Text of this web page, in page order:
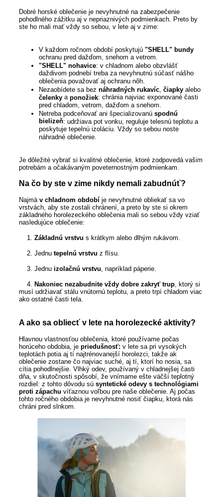
Dobré horské oblečenie je nevyhnutné na zabezpečenie
pohodlného zážitku aj v nepriaznivých podmienkach. Preto by
ste ho mali mať vždy so sebou, v lete aj v zime:
V každom ročnom období poskytujú "SHELL" bundy
ochranu pred dažďom, snehom a vetrom.
"SHELL" nohavice: v chladnom alebo obzvlášť
daždivom podnebí treba za nevyhnutnú súčasť nášho
oblečenia považovať aj ochranu nôh.
Nezaobídete sa bez náhradných rukavíc čiapky alebo
čelenky a ponožiek: chránia najviac exponované časti
pred chladom, vetrom, dažďom a snehom.
Netreba podceňovať ani špecializovanú spodnú
bielizeň: udržiava pot vonku, reguluje telesnú teplotu a
poskytuje tepelnú izoláciu. Vždy so sebou noste
náhradné oblečenie.
Je dôležité vybrať si kvalitné oblečenie, ktoré zodpovedá vašim
potrebám a očakávaným poveternostným podmienkam.
Na čo by ste v zime nikdy nemali zabudnúť?
Najmä v chladnom období je nevyhnutné obliekať sa vo
vrstvách, aby ste zostali chránení, a preto by ste si okrem
základného horolezeckého oblečenia mali so sebou vždy vziať
nasledujúce oblečenie:
1. Základnú vrstvu s krátkym alebo dlhým rukávom.
2. Jednu tepelnú vrstvu z flísu.
3. Jednu izolačnú vrstvu , napríklad páperie.
4. Nakoniec nezabudnite vždy dobre zakryť trup , ktorý si
musí udržiavať stálu vnútornú teplotu, a preto trpí chladom viac
ako ostatné časti tela.
A ako sa obliecť v lete na horolezecké aktivity?
Hlavnou vlastnosťou oblečenia, ktoré používame počas
horúceho obdobia, je priedušnosť: v lete sa pri vysokých
teplotách potia aj tí najtrénovanejší horolezci, takže ak
oblečenie zostane čo najviac suché, aj tí, ktorí ho nosia, sa
cítia pohodlnejšie. Vlhký odev, používaný v chladnejšej časti
dňa, v skutočnosti spôsobí, že vnímame ešte väčší teplotný
rozdiel: z tohto dôvodu sú syntetické odevy s technológiami
proti zápachu víťaznou voľbou pre naše oblečenie. Aj počas
tohto ročného obdobia je nevyhnutné nosiť čiapku, ktorá nás
chráni pred slnkom.